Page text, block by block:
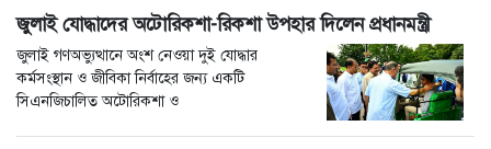
জুলাই যোদ্ধাদের অটোরিকশা-রিকশা উপহার দিলেন প্রধানমন্ত্রী
জুলাই গণঅভ্যুত্থানে অংশ নেওয়া দুই যোদ্ধার
কর্মসংস্থান ও জীবিকা নির্বাহের জন্য একটি
সিএনজিচালিত অটোরিকশা ও